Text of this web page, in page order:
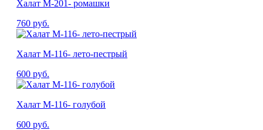
Халат М-201- ромашки
760 руб.
Халат М-116- лето-пестрый
600 руб.
Халат М-116- голубой
600 руб.